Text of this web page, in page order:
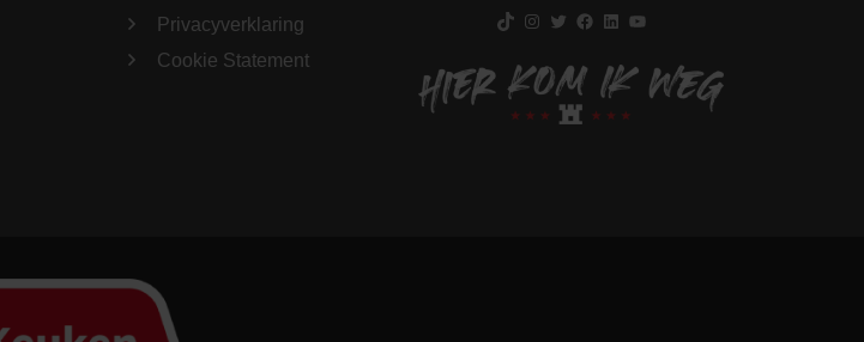
Privacyverklaring
Cookie Statement